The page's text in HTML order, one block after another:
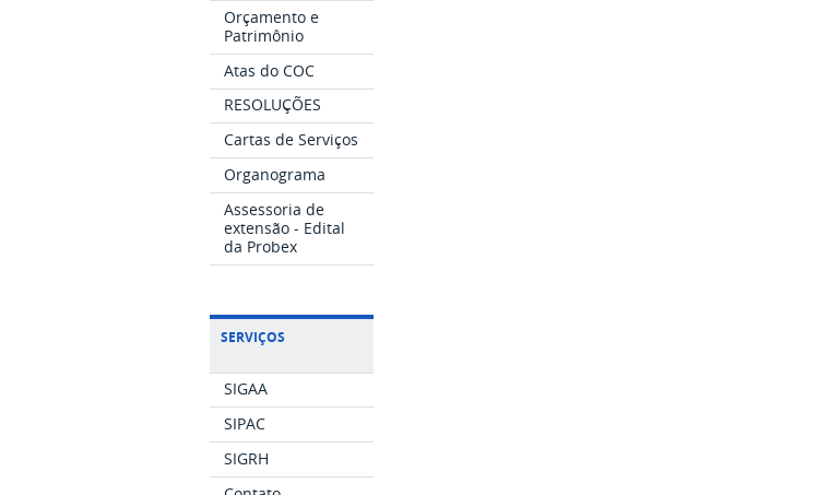
Orçamento e
Patrimônio
Atas do COC
RESOLUÇÕES
Cartas de Serviços
Organograma
Assessoria de
extensão - Edital
da Probex
SERVIÇOS
SIGAA
SIPAC
SIGRH